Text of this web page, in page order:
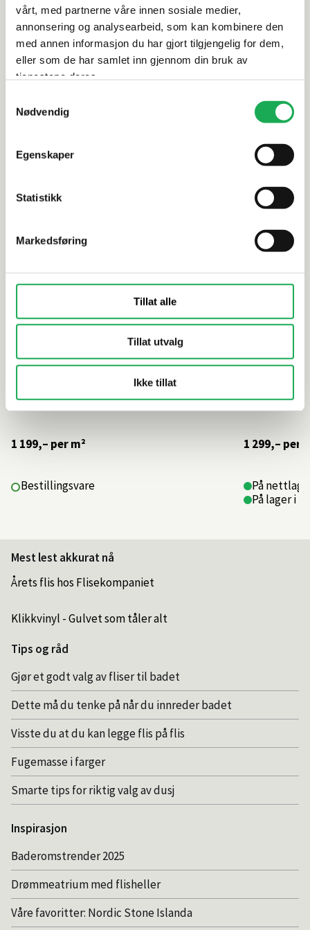
vårt, med partnerne våre innen sosiale medier,
annonsering og analysearbeid, som kan kombinere den
med annen informasjon du har gjort tilgjengelig for dem,
eller som de har samlet inn gjennom din bruk av
tjenestene deres.
Nødvendig
Egenskaper
Statistikk
Markedsføring
Tillat alle
Tillat utvalg
Ikke tillat
Leveringsinformasjon
Dokumentasjon
Alternative produkter
Metro Ottagono, Cotone (matt)
1 199,– per m²
Bestillingsvare
Metro
1 299,– per
På
På lager i
Mest lest akkurat nå
Årets flis hos Flisekompaniet
Klikkvinyl - Gulvet som tåler alt
Tips og råd
Gjør et godt valg av fliser til badet
Dette må du tenke på når du innreder badet
Visste du at du kan legge flis på flis
Fugemasse i farger
Smarte tips for riktig valg av dusj
Inspirasjon
Baderomstrender 2025
Drømmeatrium med flisheller
Våre favoritter: Nordic Stone Islanda